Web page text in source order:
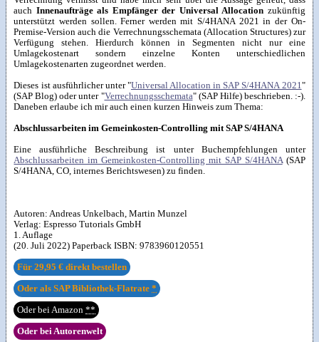
auch Innenaufträge als Empfänger der Universal Allocation zukünftig
unterstützt werden sollen. Ferner werden mit S/4HANA 2021 in der On-
Premise-Version auch die Verrechnungsschemata (Allocation Structures) zur
Verfügung stehen. Hierdurch können in Segmenten nicht nur eine
Umlagekostenart sondern einzelne Konten unterschiedlichen
Umlagekostenarten zugeordnet werden.
Dieses ist ausführlicher unter "Universal Allocation in SAP S/4HANA 2021"
(SAP Blog) oder unter "Verrechnungsschemata" (SAP Hilfe) beschrieben. :-).
Daneben erlaube ich mir auch einen kurzen Hinweis zum Thema:
Abschlussarbeiten im Gemeinkosten-Controlling mit SAP S/4HANA
Eine ausführliche Beschreibung ist unter Buchempfehlungen unter
Abschlussarbeiten im Gemeinkosten-Controlling mit SAP S/4HANA(SAP
S/4HANA, CO, internes Berichtswesen) zu finden.
Autoren:Andreas Unkelbach,Martin Munzel
Verlag:Espresso Tutorials GmbH
1. Auflage
(20. Juli 2022) Paperback ISBN:9783960120551
Für29,95 € direkt bestellen
Oder als SAP Bibliothek-Flatrate*
Oder bei Amazon**
Oder bei Autorenwelt